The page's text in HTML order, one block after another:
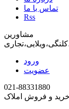
تماس با ما
Rss
مشاورین
ورود
عضویت
021-88331880
و فروش املاک